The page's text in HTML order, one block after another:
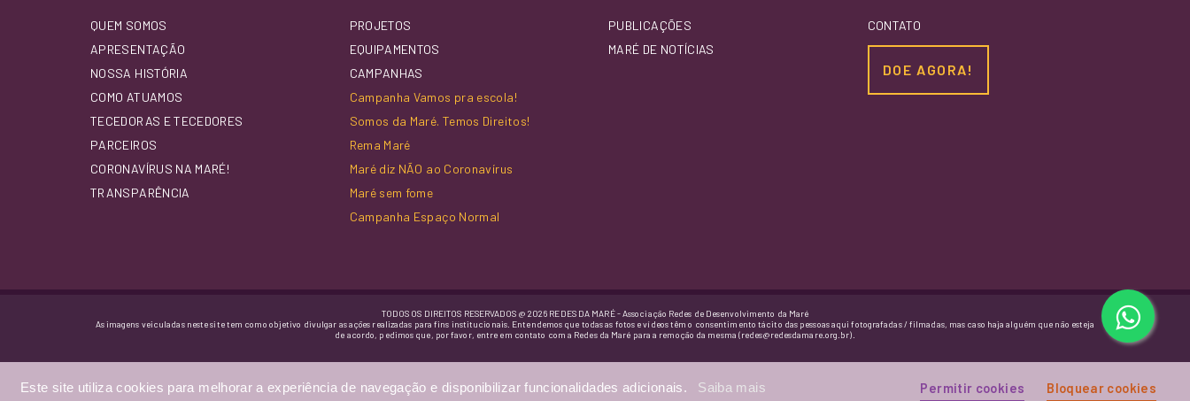
QUEM SOMOS
APRESENTAÇÃO
NOSSA HISTÓRIA
COMO ATUAMOS
TECEDORAS E TECEDORES
PARCEIROS
CORONAVÍRUS NA MARÉ!
TRANSPARÊNCIA
PROJETOS
EQUIPAMENTOS
CAMPANHAS
Campanha Vamos pra escola!
Somos da Maré. Temos Direitos!
Rema Maré
Maré diz NÃO ao Coronavírus
Maré sem fome
Campanha Espaço Normal
PUBLICAÇÕES
MARÉ DE NOTÍCIAS
CONTATO
DOE AGORA!
TODOS OS DIREITOS RESERVADOS @ 2026 REDES DA MARÉ - Associação Redes de Desenvolvimento da Maré
As imagens veiculadas neste site tem como objetivo divulgar as ações realizadas para fins institucionais. Entendemos que todas as fotos e vídeos têm o consentimento tácito das pessoas aqui fotografadas / filmadas, mas caso haja alguém que não esteja
de acordo, pedimos que, por favor, entre em contato com a Redes da Maré para a remoção da mesma (redes@redesdamare.org.br).
Este site utiliza cookies para melhorar a experiência de navegação e disponibilizar funcionalidades adicionais. Saiba mais Bloquear cookies
Permitir cookies